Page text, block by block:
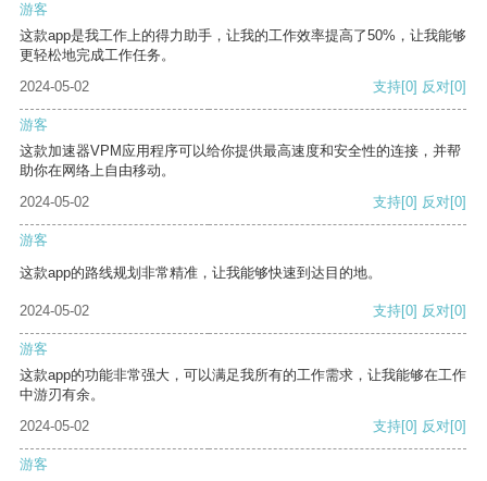
游客
这款app是我工作上的得力助手，让我的工作效率提高了50%，让我能够
更轻松地完成工作任务。
2024-05-02
支持[0] 反对[0]
游客
这款加速器VPM应用程序可以给你提供最高速度和安全性的连接，并帮
助你在网络上自由移动。
2024-05-02
支持[0] 反对[0]
游客
这款app的路线规划非常精准，让我能够快速到达目的地。
2024-05-02 支持[0] 反对[0]
游客
这款app的功能非常强大，可以满足我所有的工作需求，让我能够在工作
中游刃有余。
2024-05-02
支持[0] 反对[0]
游客